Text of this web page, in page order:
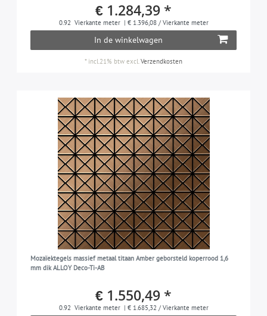
€ 1.284,39 *
0.92 Vierkante meter | € 1.396,08 / Vierkante meter
In de winkelwagen
* incl.21% btw excl.Verzendkosten
Mozaïektegels massief metaal titaan Amber geborsteld koperrood 1,6
mm dik ALLOY Deco-Ti-AB
€ 1.550,49 *
0.92 Vierkante meter | € 1.685,32 / Vierkante meter